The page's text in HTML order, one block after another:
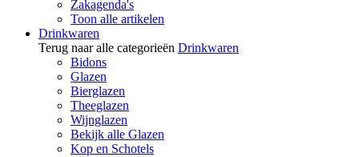
Zakagenda's
Toon alle artikelen
Drinkwaren
Terug naar alle categorieën Drinkwaren
Bidons
Glazen
Bierglazen
Theeglazen
Wijnglazen
Bekijk alle Glazen
Kop en Schotels